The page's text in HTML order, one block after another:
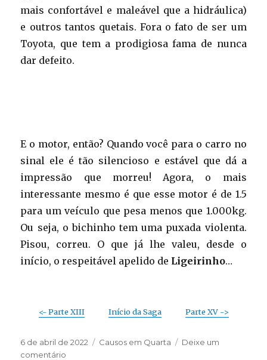
mais confortável e maleável que a hidráulica)
e outros tantos quetais. Fora o fato de ser um
Toyota, que tem a prodigiosa fama de nunca
dar defeito.
E o motor, então? Quando você para o carro no
sinal ele é tão silencioso e estável que dá a
impressão que morreu! Agora, o mais
interessante mesmo é que esse motor é de 1.5
para um veículo que pesa menos que 1.000kg.
Ou seja, o bichinho tem uma puxada violenta.
Pisou, correu. O que já lhe valeu, desde o
início, o respeitável apelido de Ligeirinho…
<- Parte XIII Início da Saga Parte XV ->
Publicado
em
6 de abril de 2022 Categorias
Causos em Quarta
Deixe um
comentário